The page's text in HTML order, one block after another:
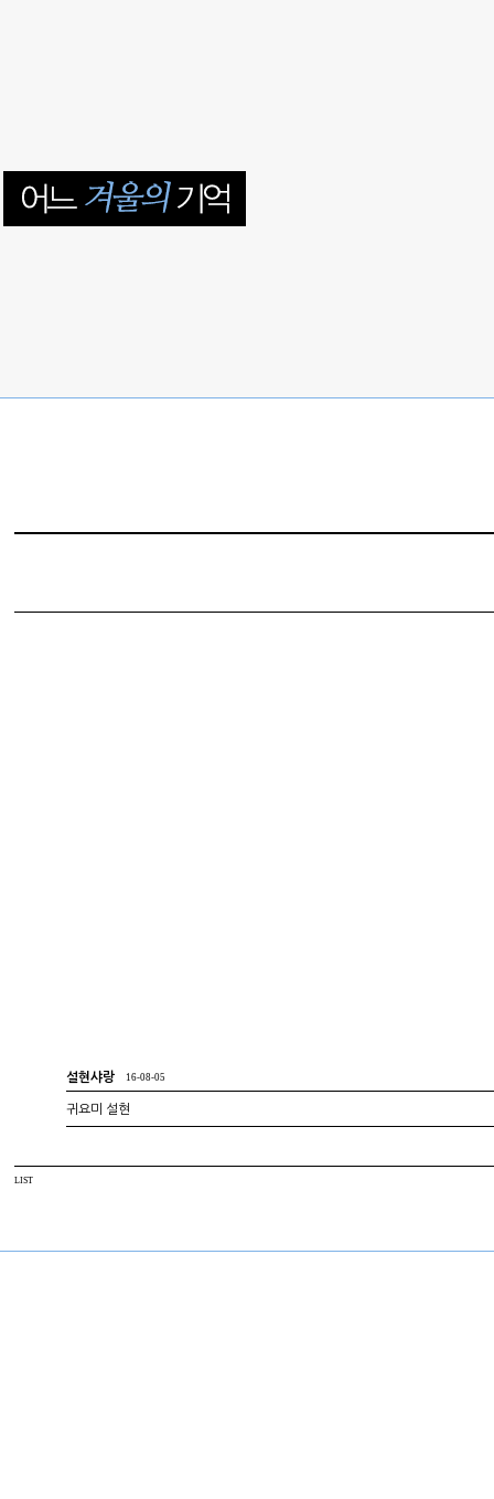
설현샤랑 16-08-05
귀요미 설현
LIST